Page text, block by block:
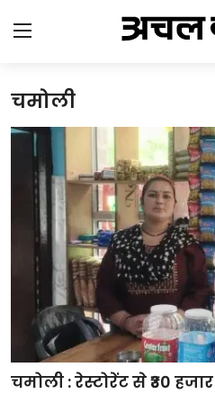
Login
Home
Gallery
उत्तराखंड
बिहार
झारखंड
छत्तीसगढ़
चमोली
चमोली : रेस्टोरेंट से ₹30